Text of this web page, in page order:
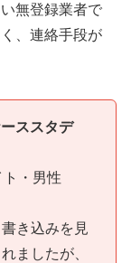
無登録業者で
、連絡手段が
ススタデ
・男性
き込みを見
ましたが、